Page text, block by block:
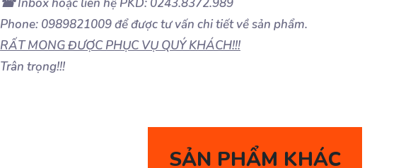
Phone: 0989821009 để được tư vấn chi tiết về sản phẩm.
RẤT MONG ĐƯỢC PHỤC VỤ QUÝ KHÁCH!!!
Trân trọng!!!
SẢN PHẨM KHÁC